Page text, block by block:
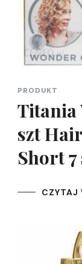
PRODUKT
Titania
szt
Short 7
CZYTAJ